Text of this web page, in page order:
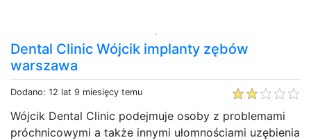
Dental Clinic Wójcik implanty zębów
warszawa
Dodano: 12 lat 9 miesięcy temu
Wójcik Dental Clinic podejmuje osoby z problemami
próchnicowymi a także innymi ułomnościami uzębienia